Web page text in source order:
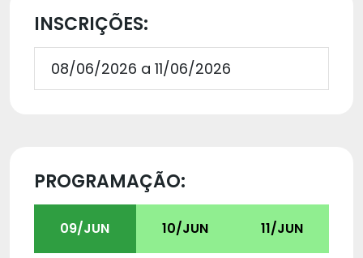
INSCRIÇÕES:
08/06/2026 a 11/06/2026
PROGRAMAÇÃO:
09/JUN 10/JUN 11/JUN